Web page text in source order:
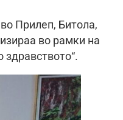
Прилеп, Битола,
во рамки на